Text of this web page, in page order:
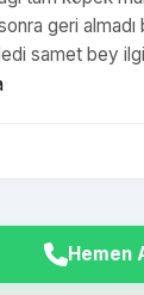
geri almadı
samet bey
Hemen